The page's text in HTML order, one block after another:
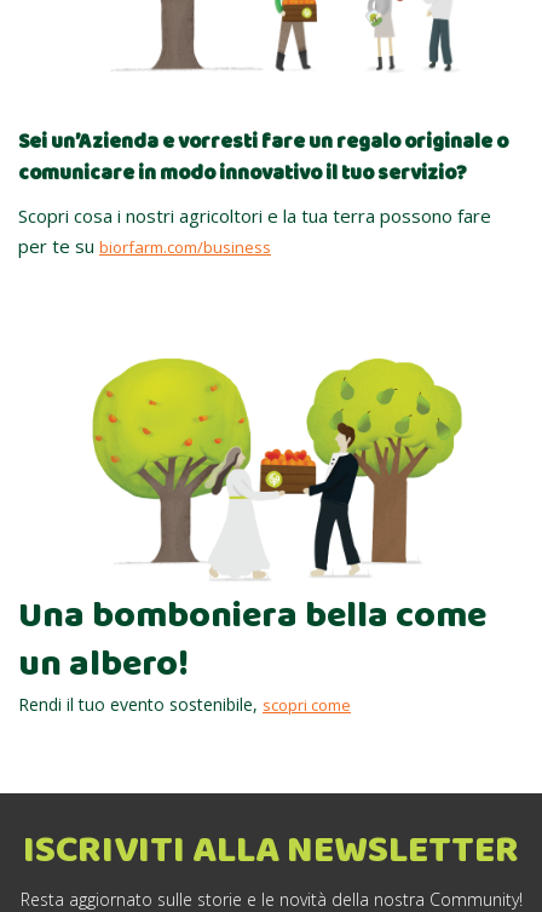
Sei un’Azienda e vorresti fare un regalo originale o
comunicare in modo innovativo il tuo servizio?
Scopri cosa i nostri agricoltori e la tua terra possono fare
per te su biorfarm.com/business
Una bomboniera bella come
un albero!
Rendi il tuo evento sostenibile, scopri come
ISCRIVITI ALLA NEWSLETTER
Resta aggiornato sulle storie e le novità della nostra Community!